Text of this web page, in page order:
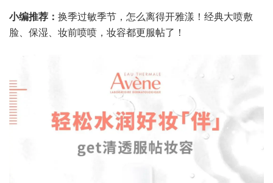
小编推荐： 换季过敏季节，怎么离得开雅漾！经典大喷敷
脸、保湿、妆前喷喷，妆容都更服帖了！